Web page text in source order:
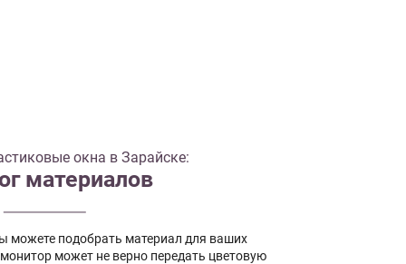
окна в Зарайске:
материалов
можете подобрать материал для ваших
может не верно передать цветовую